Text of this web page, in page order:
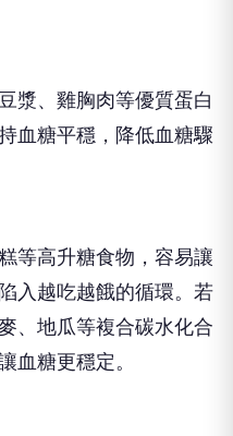
漿、雞胸肉等優質蛋白
血糖平穩，降低血糖驟
等高升糖食物，容易讓
入越吃越餓的循環。若
、地瓜等複合碳水化合
血糖更穩定。